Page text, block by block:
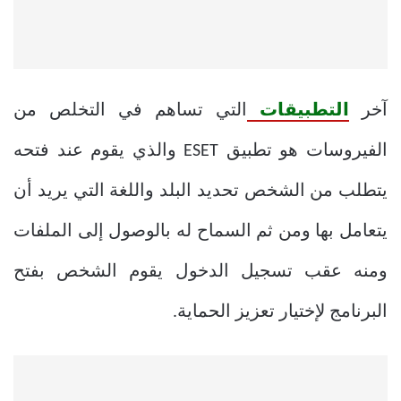
آخر التطبيقات التي تساهم في التخلص من
الفيروسات هو تطبيق ESET والذي يقوم عند فتحه
يتطلب من الشخص تحديد البلد واللغة التي يريد أن
يتعامل بها ومن ثم السماح له بالوصول إلى الملفات
ومنه عقب تسجيل الدخول يقوم الشخص بفتح
البرنامج لإختيار تعزيز الحماية.